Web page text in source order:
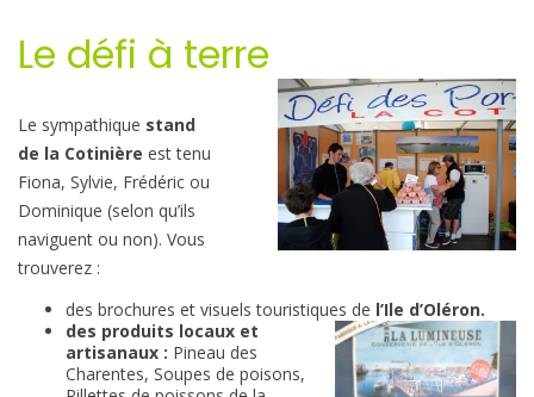
Le défi à terre
Le sympathique stand
de la Cotinière est tenu
Fiona, Sylvie, Frédéric ou
Dominique (selon qu’ils
naviguent ou non). Vous
trouverez :
des brochures et visuels touristiques de l’Ile d’Oléron.
des produits locaux et
artisanaux : Pineau des
Charentes, Soupes de poisons,